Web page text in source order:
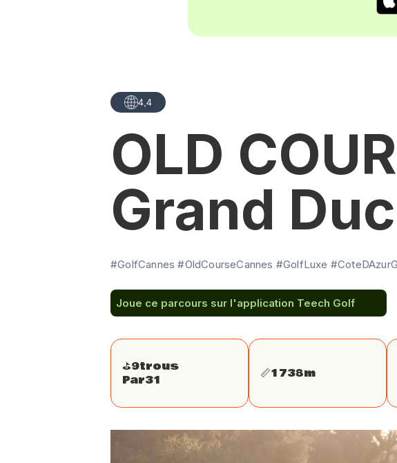
4,4
OLD
Grand
#GolfCannes #OldCourseCannes #GolfLuxe
Joue ce parcours sur l'application Teech Golf
⛳️9trous
Par31 📏1738m